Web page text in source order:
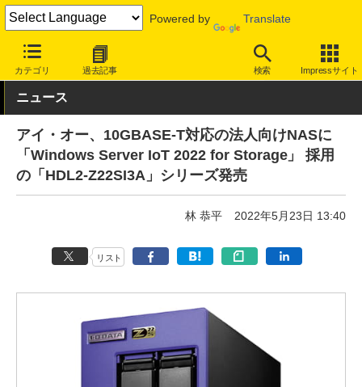
Powered by Translate
カテゴリ 過去記事 検索 Impressサイト
INTERNET Watch ハードウェア
ニュース
アイ・オー、10GBASE-T対応の法人向けNASに
「Windows Server IoT 2022 for Storage」 採用
の「HDL2-Z22SI3A」シリーズ発売
林 恭平 2022年5月23日 13:40
リスト